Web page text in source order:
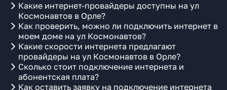
Какие интернет-провайдеры доступны на ул
Космонавтов в Орле?
Как проверить, можно ли подключить интернет в
моем доме на ул Космонавтов?
Какие скорости интернета предлагают
провайдеры на ул Космонавтов в Орле?
Сколько стоит подключение интернета и
абонентская плата?
Как оставить заявку на подключение интернета